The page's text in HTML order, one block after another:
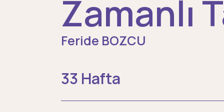
Zamanlı
Feride BOZCU
33 Hafta